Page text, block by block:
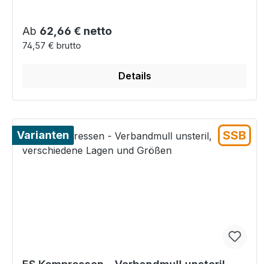
Regulärer Preis:
Ab 62,66 € netto
74,57 € brutto
Details
Varianten SSB